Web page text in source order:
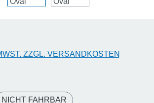
ZZGL. VERSANDKOSTEN
NICHT FAHRBAR